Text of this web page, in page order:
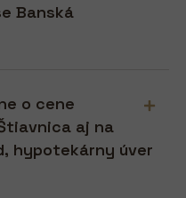
Banská
o cene
aj na
hypotekárny úver